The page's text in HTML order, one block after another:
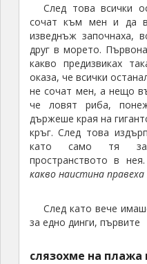
След това всички
сочат към мен и да
изведнъж започнаха,
друг в морето.
какво предизвиках
оказа, че всички
не сочат мен, а нещо
че ловят риба,
държеше края на
кръг. След това
като само тя
пространството в нея.
какво наистина правеха
След като вече
за едно динги, първите
слязохме на плажа